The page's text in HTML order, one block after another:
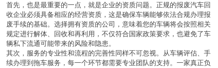
首先，也是最重要的一点，就是企业的资质问题。正规的报废汽车回
收企业必须具备相应的经营资质，这是确保车辆能够依法合规办理报
废手续的基础。选择拥有资质的公司，意味着您的车辆将会按照相关
规定进行解体、回收和再利用，不仅符合国家政策要求，也避免了车
辆私下流通可能带来的风险和隐患。
其次，服务的专业性和流程的完善性同样不可忽视。从车辆评估、手
续办理到拖车服务，每一个环节都需要专业团队的支持。一家真正负